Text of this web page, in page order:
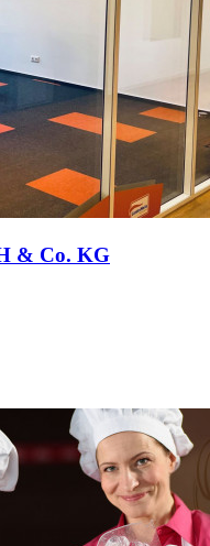
& Co. KG